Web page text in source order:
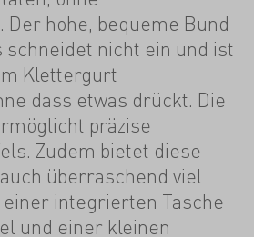
Der hohe, bequeme Bund
schneidet nicht ein und ist
Klettergurt
dass etwas drückt. Die
präzise
Zudem bietet diese
überraschend viel
integrierten Tasche
und einer kleinen